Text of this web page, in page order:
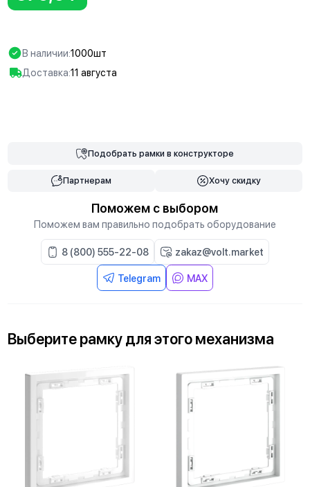
В наличии:1000шт
Доставка:11 августа
Подобрать рамкив конструкторе
Партнерам Хочу скидку
Поможем с выбором
Поможем вам правильно подобрать оборудование
8 (800) 555-22-08 zakaz@volt.market
Telegram MAX
Выберитерамку дляэтого механизма